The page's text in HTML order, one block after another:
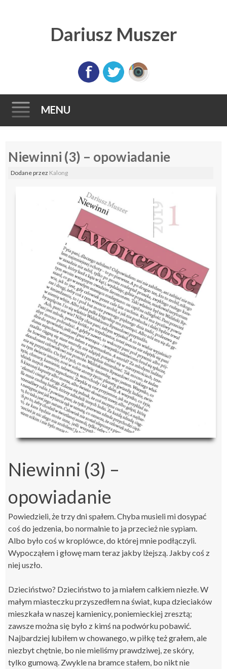
Dariusz Muszer
MENU
to
Niewinni (3) – opowiadanie
Dodaneprzez Kalong
Niewinni (3) –
opowiadanie
Powiedzieli, że trzy dni spałem. Chyba musieli mi dosypać
coś do jedzenia, bo normalnie to ja przecież nie sypiam.
Albo było coś w kroplówce, do której mnie podłączyli.
Wypocząłem i głowę mam teraz jakby lżejszą. Jakby coś z
niej uszło.
Dzieciństwo? Dzieciństwo to ja miałem całkiem niezłe. W
małym miasteczku przyszedłem na świat, kupa dzieciaków
mieszkała w naszej kamienicy, poniemieckiej zresztą;
zawsze można się było z kimś na podwórku pobawić.
Najbardziej lubiłem w chowanego, w piłkę też grałem, ale
niezbyt chętnie, bo nie mieliśmy prawdziwej, ze skóry,
tylko gumową. Zwykle na bramce stałem, bo nikt nie